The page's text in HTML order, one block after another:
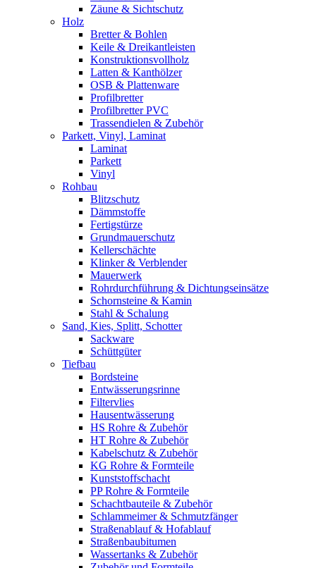
Zäune & Sichtschutz
Holz
Bretter & Bohlen
Keile & Dreikantleisten
Konstruktionsvollholz
Latten & Kanthölzer
OSB & Plattenware
Profilbretter
Profilbretter PVC
Trassendielen & Zubehör
Parkett, Vinyl, Laminat
Laminat
Parkett
Vinyl
Rohbau
Blitzschutz
Dämmstoffe
Fertigstürze
Grundmauerschutz
Kellerschächte
Klinker & Verblender
Mauerwerk
Rohrdurchführung & Dichtungseinsätze
Schornsteine & Kamin
Stahl & Schalung
Sand, Kies, Splitt, Schotter
Sackware
Schüttgüter
Tiefbau
Bordsteine
Entwässerungsrinne
Filtervlies
Hausentwässerung
HS Rohre & Zubehör
HT Rohre & Zubehör
Kabelschutz & Zubehör
KG Rohre & Formteile
Kunststoffschacht
PP Rohre & Formteile
Schachtbauteile & Zubehör
Schlammeimer & Schmutzfänger
Straßenablauf & Hofablauf
Straßenbaubitumen
Wassertanks & Zubehör